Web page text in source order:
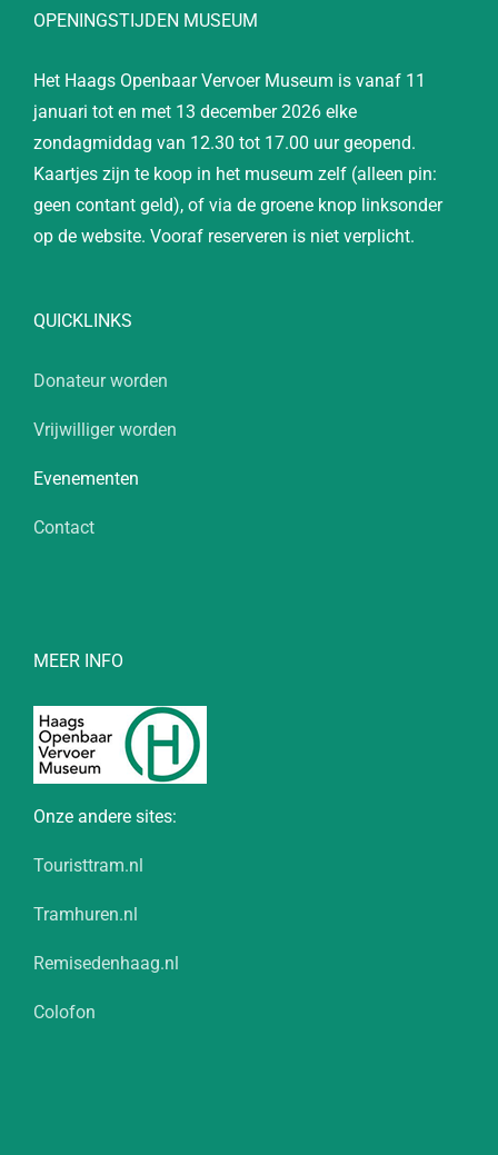
OPENINGSTIJDEN MUSEUM
Het Haags Openbaar Vervoer Museum is vanaf 11
januari tot en met 13 december 2026 elke
zondagmiddag van 12.30 tot 17.00 uur geopend.
Kaartjes zijn te koop in het museum zelf (alleen pin:
geen contant geld), of via de groene knop linksonder
op de website. Vooraf reserveren is niet verplicht.
QUICKLINKS
Donateur worden
Vrijwilliger worden
Evenementen
Contact
MEER INFO
Onze andere sites:
Touristtram.nl
Tramhuren.nl
Remisedenhaag.nl
Colofon